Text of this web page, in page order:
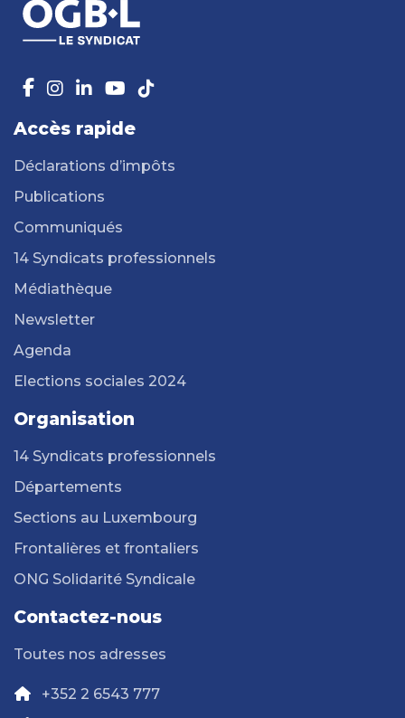
Accès rapide
Déclarations d’impôts
Publications
Communiqués
14 Syndicats professionnels
Médiathèque
Newsletter
Agenda
Elections sociales 2024
Organisation
14 Syndicats professionnels
Départements
Sections au Luxembourg
Frontalières et frontaliers
ONG Solidarité Syndicale
Contactez-nous
Toutes nos adresses
+352 2 6543 777